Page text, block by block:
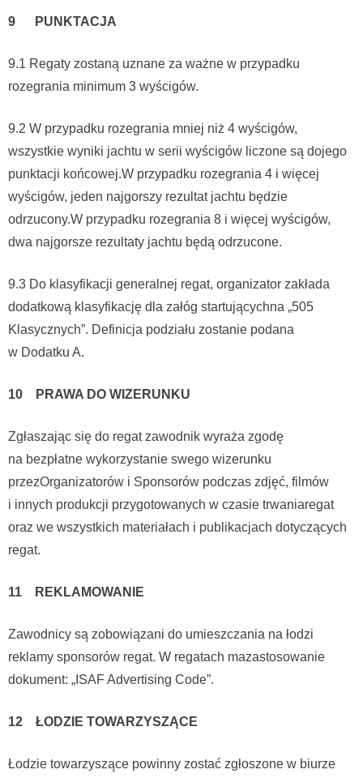
9 PUNKTACJA
9.1 Regaty zostaną uznane za ważne w przypadku
rozegrania minimum 3 wyścigów.
9.2 W przypadku rozegrania mniej niż 4 wyścigów,
wszystkie wyniki jachtu w serii wyścigów liczone są dojego
punktacji końcowej.W przypadku rozegrania 4 i więcej
wyścigów, jeden najgorszy rezultat jachtu będzie
odrzucony.W przypadku rozegrania 8 i więcej wyścigów,
dwa najgorsze rezultaty jachtu będą odrzucone.
9.3 Do klasyfikacji generalnej regat, organizator zakłada
dodatkową klasyfikację dla załóg startującychna „505
Klasycznych”. Definicja podziału zostanie podana
w Dodatku A.
10 PRAWA DO WIZERUNKU
Zgłaszając się do regat zawodnik wyraża zgodę
na bezpłatne wykorzystanie swego wizerunku
przezOrganizatorów i Sponsorów podczas zdjęć, filmów
i innych produkcji przygotowanych w czasie trwaniaregat
oraz we wszystkich materiałach i publikacjach dotyczących
regat.
11 REKLAMOWANIE
Zawodnicy są zobowiązani do umieszczania na łodzi
reklamy sponsorów regat. W regatach mazastosowanie
dokument: „ISAF Advertising Code”.
12 ŁODZIE TOWARZYSZĄCE
Łodzie towarzyszące powinny zostać zgłoszone w biurze